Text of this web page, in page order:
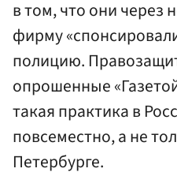
в том, что они через
фирму
полицию.
опрошенные
такая практика в
повсеместно, а не
Петербурге.